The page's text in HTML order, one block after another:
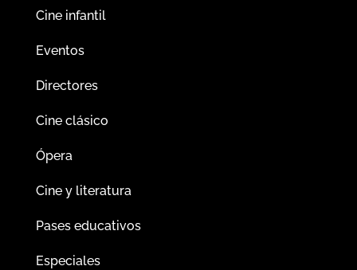
Cine infantil
Eventos
Directores
Cine clásico
Ópera
Cine y literatura
Pases educativos
Especiales